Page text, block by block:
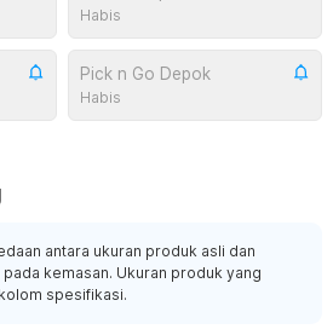
Habis
Pick n Go Depok
Habis
antara ukuran produk asli dan
kemasan. Ukuran produk yang
spesifikasi.